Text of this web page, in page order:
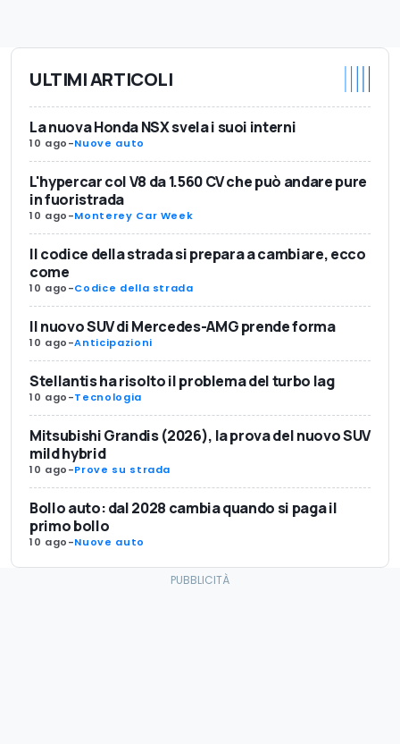
ULTIMI ARTICOLI
La nuova Honda NSX svela i suoi interni
10 ago-Nuove auto
L'hypercar col V8 da 1.560 CV che può andare pure
in fuoristrada
10 ago-Monterey Car Week
Il codice della strada si prepara a cambiare, ecco
come
10 ago-Codice della strada
Il nuovo SUV di Mercedes-AMG prende forma
10 ago-Anticipazioni
Stellantis ha risolto il problema del turbo lag
10 ago-Tecnologia
Mitsubishi Grandis (2026), la prova del nuovo SUV
mild hybrid
10 ago-Prove su strada
Bollo auto: dal 2028 cambia quando si paga il
primo bollo
10 ago-Nuove auto